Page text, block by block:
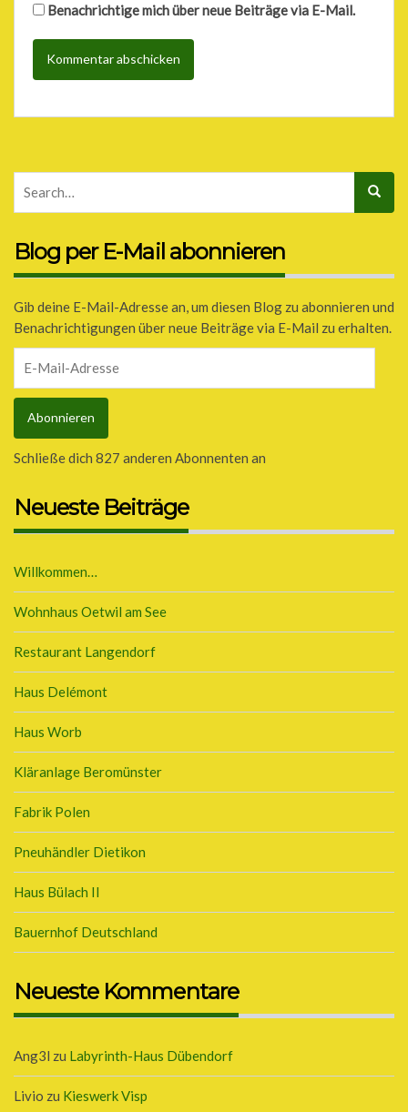
Benachrichtige mich über neue Beiträge via E-Mail.
Blog per E-Mail abonnieren
Gib deine E-Mail-Adresse an, um diesen Blog zu abonnieren und
Benachrichtigungen über neue Beiträge via E-Mail zu erhalten.
Mail-
Adresse
Abonnieren
Schließe dich 827 anderen Abonnenten an
Neueste Beiträge
Willkommen…
Wohnhaus Oetwil am See
Restaurant Langendorf
Haus Delémont
Haus Worb
Kläranlage Beromünster
Fabrik Polen
Pneuhändler Dietikon
Haus Bülach II
Bauernhof Deutschland
Neueste Kommentare
Ang3l zu Labyrinth-Haus Dübendorf
Livio zu Kieswerk Visp